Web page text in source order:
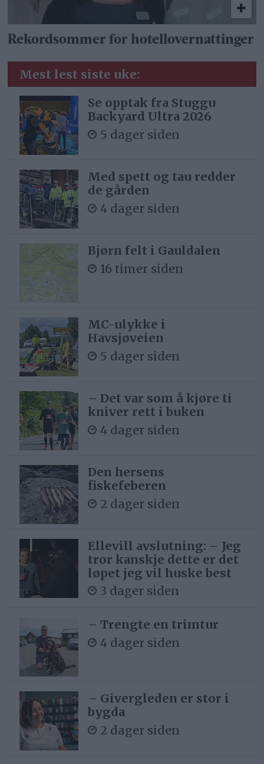
Rekordsommer for hotellovernattinger
Mest lest siste uke:
Se opptak fra Stuggu
Backyard Ultra 2026
5 dager siden
Med spett og tau redder
de gården
4 dager siden
Bjørn felt i Gauldalen
16 timer siden
MC-ulykke i
Havsjøveien
5 dager siden
– Det var som å kjøre ti
kniver rett i buken
4 dager siden
Den hersens
fiskefeberen
2 dager siden
Ellevill avslutning: – Jeg
tror kanskje dette er det
løpet jeg vil huske best
3 dager siden
– Trengte en trimtur
4 dager siden
– Givergleden er stor i
bygda
2 dager siden